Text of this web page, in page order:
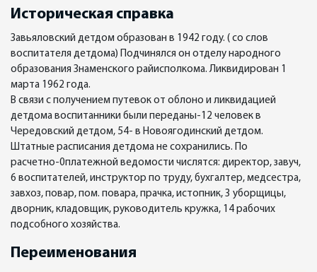
Историческая справка
Завьяловский детдом образован в 1942 году. ( со слов
воспитателя детдома) Подчинялся он отделу народного
образования Знаменского райисполкома. Ликвидирован 1
марта 1962 года.
В связи с получением путевок от облоно и ликвидацией
детдома воспитанники были переданы-12 человек в
Чередовский детдом, 54- в Новоягодинский детдом.
Штатные расписания детдома не сохранились. По
расчетно-0платежной ведомости числятся: директор, завуч,
6 воспитателей, инструктор по труду, бухгалтер, медсестра,
завхоз, повар, пом. повара, прачка, истопник, 3 уборщицы,
дворник, кладовщик, руководитель кружка, 14 рабочих
подсобного хозяйства.
Переименования